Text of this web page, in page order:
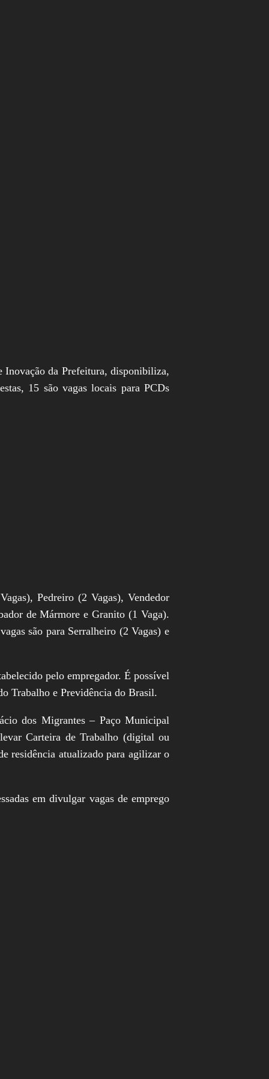
Inovação da Prefeitura, disponibiliza,
15 são vagas locais para PCDs
Pedreiro (2 Vagas), Vendedor
de Mármore e Granito (1 Vaga).
são para Serralheiro (2 Vagas) e
pelo empregador. É possível
Trabalho e Previdência do Brasil.
dos Migrantes – Paço Municipal
Carteira de Trabalho (digital ou
residência atualizado para agilizar o
em divulgar vagas de emprego